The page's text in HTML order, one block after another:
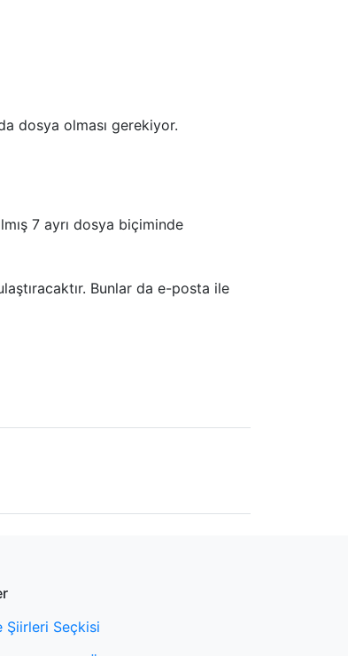
dosya olması gerekiyor.
7 ayrı dosya biçiminde
Bunlar da e-posta ile
Şiirleri Seçkisi